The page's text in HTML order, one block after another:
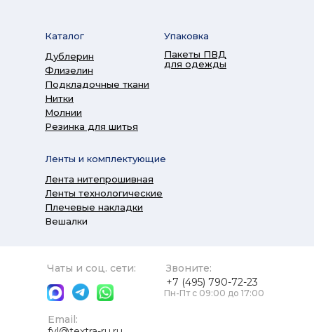
Чаты и соц. сети: Звоните:
Пн-Пт с 09:00 до 17:00
+7 (495) 790-72-23
Email:
Каталог
Дублерин
Флизелин
Подкладочные ткани
Нитки
Молнии
Резинка для шитья
Ленты и комплектующие
Лента нитепрошивная
Ленты технологические
Плечевые накладки
Вешалки
Упаковка
Пакеты ПВД
для одежды